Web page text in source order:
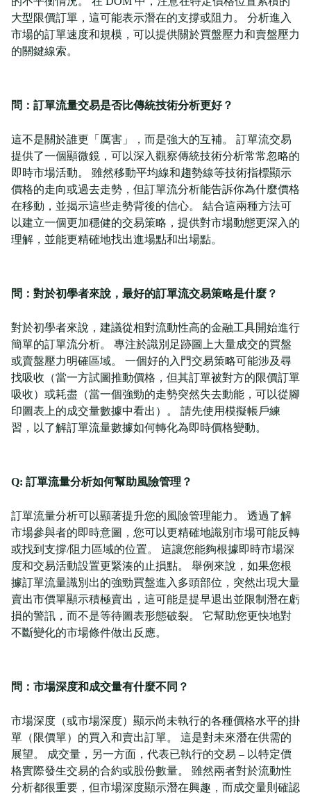
大型限價訂單，這可能表示潛在的支撐或阻力。 分析進入
市場的訂單速度和規模，可以提供關於買盤壓力和賣盤壓力
的關鍵線索。
問：訂單流量交易是否比傳統技術分析更好？
這不是關於誰更「厲害」，而是強大的互補。 訂單流交易
提供了一個顯微鏡，可以深入觀察傳統技術分析常常忽略的
即時市場活動。 雖然移動平均線和趨勢線等技術指標顯示
價格的走向或過去走勢，但訂單流分析能告訴你為什麼價格
在移動，並揭示這些走勢背後的信心。 結合這兩種方法可
以建立一個更加穩健的交易策略，提供對市場動態更深入的
理解，並能更精確地找出進場點和出場點。
問：對於初學者來說，最好的訂單流交易策略是什麼？
對於初學者來說，建議從相對流動性高的金融工具開始進行
簡單的訂單流分析。 專注於識別足跡圖上大量成交的買盤
或賣盤壓力明確區域。 一個好的入門交易策略可能涉及尋
找吸收（當一方試圖推動價格，但其訂單被對方的限價訂單
吸收）或耗盡（當一個強勁的走勢突然失去動能，可以從腳
印圖表上的成交量數據中看出）。 請先使用模擬帳戶練
習，以了解訂單流量數據如何轉化為即時價格變動。
Q: 訂單流量分析如何幫助風險管理？
訂單流量分析可以顯著提升您的風險管理能力。 透過了解
市場參與者的即時意圖，您可以更精確地識別市場可能反轉
或找到支撐/阻力區域的位置。 這讓您能夠根據即時市場深
度和交易活動設置更緊湊的止損點。 舉例來說，如果您根
據訂單流量識別出的強勁買盤進入多頭部位，突然出現大量
賣出市價單顯示積極賣出，這可能是提早退出並限制潛在虧
損的警訊，而不是等待圖表形態破裂。 它幫助您更快地對
不斷變化的市場條件做出反應。
問：市場深度和成交量有什麼不同？
市場深度（或市場深度）顯示尚未執行的各種價格水平的掛
單（限價單）的買入和賣出訂單。 這是對未來潛在供需的
展望。 成交量，另一方面，代表已執行的交易 – 以特定價
格實際發生交易的合約或股份數量。 雖然兩者對於流動性
分析都很重要，但市場深度顯示潛在興趣，而成交量則確認